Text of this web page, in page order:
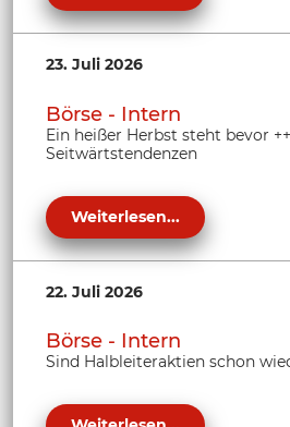
23. Juli 2026
Börse - Intern
Ein heißer Herbst steht bevor
Seitwärtstendenzen
Weiterlesen...
22. Juli 2026
Börse - Intern
Sind Halbleiteraktien schon